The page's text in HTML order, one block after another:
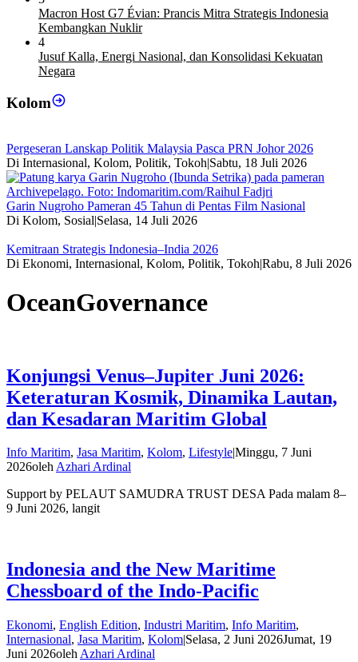
Macron Host G7 Évian: Prancis Mitra Strategis Indonesia
Kembangkan Nuklir
4
Jusuf Kalla, Energi Nasional, dan Konsolidasi Kekuatan
Negara
Kolom
Pergeseran Lanskap Politik Malaysia Pasca PRN Johor 2026
Di Internasional, Kolom, Politik, Tokoh|Sabtu, 18 Juli 2026
Garin Nugroho Pameran 45 Tahun di Pentas Film Nasional
Di Kolom, Sosial|Selasa, 14 Juli 2026
Kemitraan Strategis Indonesia–India 2026
Di Ekonomi, Internasional, Kolom, Politik, Tokoh|Rabu, 8 Juli 2026
OceanGovernance
Konjungsi Venus–Jupiter Juni 2026:
Keteraturan Kosmik, Dinamika Lautan,
dan Kesadaran Maritim Global
Info Maritim, Jasa Maritim, Kolom, LifestyleMinggu, 7 Juni
2026olehAzhari Ardinal
Support by PELAUT SAMUDRA TRUST DESA Pada malam 8–
9 Juni 2026, langit
Indonesia and the New Maritime
Chessboard of the Indo-Pacific
Ekonomi, English Edition, Industri Maritim, Info Maritim,
Internasional, Jasa Maritim, Kolom|Selasa, 2 Juni 2026Jumat, 19
Juni 2026oleh Azhari Ardinal